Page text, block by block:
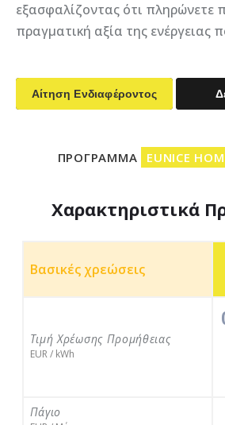
εξασφαλίζοντας ότι πληρώνετε
πραγματική αξία της ενέργειας
Αίτηση Ενδιαφέροντος
ΠΡΟΓΡΑΜΜΑ EUNICE
Χαρακτηριστικά
Βασικές χρεώσεις
Τιμή Χρέωσης Προμήθειας
EUR / kWh
Πάγιο